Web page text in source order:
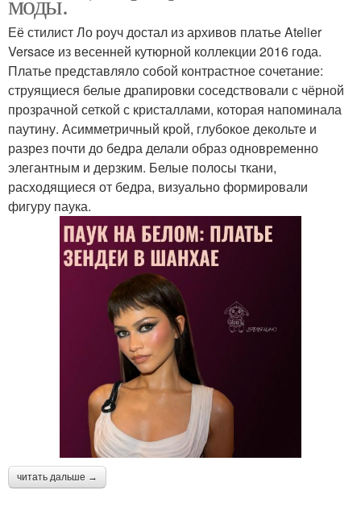
Её стилист Ло роуч достал из архивов платье Atelier
Versace из весенней кутюрной коллекции 2016 года.
Платье представляло собой контрастное сочетание:
струящиеся белые драпировки соседствовали с чёрной
прозрачной сеткой с кристаллами, которая напоминала
паутину. Асимметричный крой, глубокое декольте и
разрез почти до бедра делали образ одновременно
элегантным и дерзким. Белые полосы ткани,
расходящиеся от бедра, визуально формировали
фигуру паука.
читать дальше →